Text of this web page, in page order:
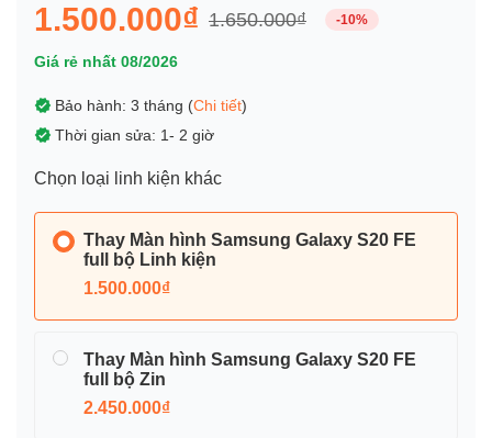
1.500.000₫ 1.650.000₫ -10%
Giá rẻ nhất 08/2026
Bảo hành: 3 tháng (Chi tiết)
Thời gian sửa: 1- 2 giờ
Chọn loại linh kiện khác
Thay Màn hình Samsung Galaxy S20 FE
full bộ Linh kiện
1.500.000₫
Thay Màn hình Samsung Galaxy S20 FE
full bộ Zin
2.450.000₫